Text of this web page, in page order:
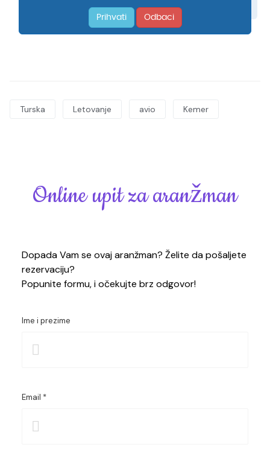
Turska Letovanje avio Kemer
Online upit za aranžman
Dopada Vam se ovaj aranžman? Želite da pošaljete
rezervaciju?
Popunite formu, i očekujte brz odgovor!
Ime i prezime
Email *